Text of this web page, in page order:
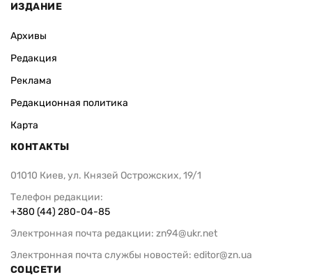
ИЗДАНИЕ
Архивы
Редакция
Реклама
Редакционная политика
Карта
КОНТАКТЫ
01010 Киев, ул. Князей Острожских, 19/1
Телефон редакции:
+380 (44) 280-04-85
Электронная почта редакции: zn94@ukr.net
Электронная почта службы новостей: editor@zn.ua
СОЦСЕТИ